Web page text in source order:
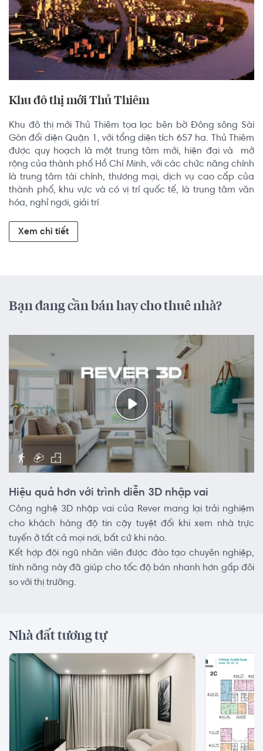
Khu đô thị mới Thủ Thiêm
Khu đô thị mới Thủ Thiêm tọa lạc bên bờ Đông sông Sài
Gòn đối diện Quận 1, với tổng diện tích 657 ha. Thủ Thiêm
được quy hoạch là một trung tâm mới, hiện đại và  mở
rộng của thành phố Hồ Chí Minh, với các chức năng chính
là trung tâm tài chính, thương mại, dịch vụ cao cấp của
thành phố, khu vực và có vị trí quốc tế, là trung tâm văn
hóa, nghỉ ngơi, giải trí
Xem chi tiết
Bạn đang cần bán hay cho thuê nhà?
Hiệu quả hơn với trình diễn 3D nhập vai
Công nghệ 3D nhập vai của Rever mang lại trải nghiệm
cho khách hàng độ tin cậy tuyệt đối khi xem nhà trực
tuyến ở tất cả mọi nơi, bất cứ khi nào.
Kết hợp đội ngũ nhân viên được đào tạo chuyên nghiệp,
tính năng này đã giúp cho tốc độ bán nhanh hơn gấp đôi
so với thị trường.
Nhà đất tương tự